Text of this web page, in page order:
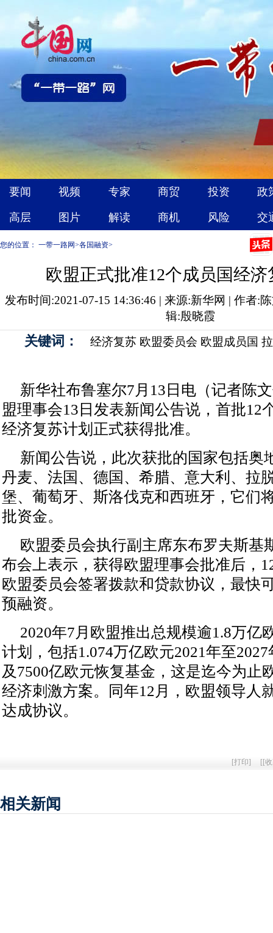
您的位置： 一带一路网>各国融资>
欧盟正式批准12个成员国经济
发布时间:2021-07-15 14:36:46 | 来源:新华网 | 作者:
辑:殷晓霞
关键词： 经济复苏 欧盟委员会 欧盟成员国
新华社布鲁塞尔7月13日电（记者陈
盟理事会13日发表新闻公告说，首批12
经济复苏计划正式获得批准。
新闻公告说，此次获批的国家包括奥
丹麦、法国、德国、希腊、意大利、拉
堡、葡萄牙、斯洛伐克和西班牙，它们
批资金。
欧盟委员会执行副主席东布罗夫斯基
布会上表示，获得欧盟理事会批准后，
欧盟委员会签署拨款和贷款协议，最快
预融资。
2020年7月欧盟推出总规模逾1.8万亿
计划，包括1.074万亿欧元2021年至
及7500亿欧元恢复基金，这是迄今为止
经济刺激方案。同年12月，欧盟领导人
达成协议。
[打印] [[
相关新闻